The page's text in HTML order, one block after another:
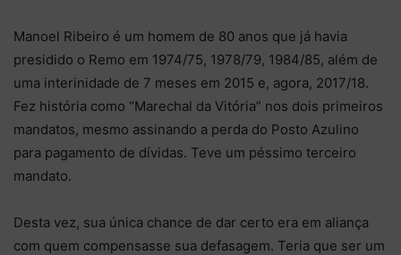
Manoel Ribeiro é um homem de 80 anos que já havia
presidido o Remo em 1974/75, 1978/79, 1984/85, além de
uma interinidade de 7 meses em 2015 e, agora, 2017/18.
Fez história como “Marechal da Vitória” nos dois primeiros
mandatos, mesmo assinando a perda do Posto Azulino
para pagamento de dívidas. Teve um péssimo terceiro
mandato.
Desta vez, sua única chance de dar certo era em aliança
com quem compensasse sua defasagem. Teria que ser um